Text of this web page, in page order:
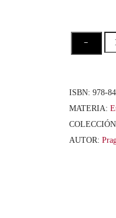
5
−
ISBN:978-
MATERIA:
AUTOR: